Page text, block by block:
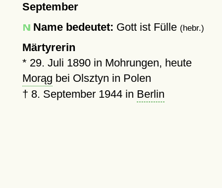
September
Name bedeutet: Gott ist Fülle (hebr.)
Märtyrerin
* 29. Juli 1890in Mohrungen, heute
Morąg bei Olsztyn in Polen
† 8. September 1944in Berlin